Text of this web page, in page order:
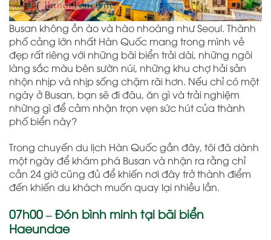
Busan không ồn ào và hào nhoáng như Seoul. Thành
phố cảng lớn nhất Hàn Quốc mang trong mình vẻ
đẹp rất riêng với những bãi biển trải dài, những ngôi
làng sắc màu bên sườn núi, những khu chợ hải sản
nhộn nhịp và nhịp sống chậm rãi hơn. Nếu chỉ có một
ngày ở Busan, bạn sẽ đi đâu, ăn gì và trải nghiệm
những gì để cảm nhận trọn vẹn sức hút của thành
phố biển này?
Trong chuyến du lịch Hàn Quốc gần đây, tôi đã dành
một ngày để khám phá Busan và nhận ra rằng chỉ
cần 24 giờ cũng đủ để khiến nơi đây trở thành điểm
đến khiến du khách muốn quay lại nhiều lần.
07h00 – Đón bình minh tại bãi biển
Haeundae